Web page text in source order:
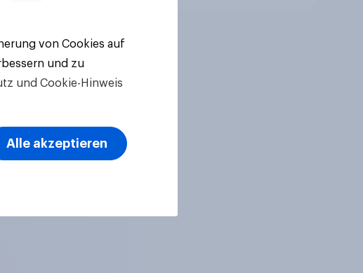
von Cookies auf
und zu
und Cookie-Hinweis
Alle akzeptieren